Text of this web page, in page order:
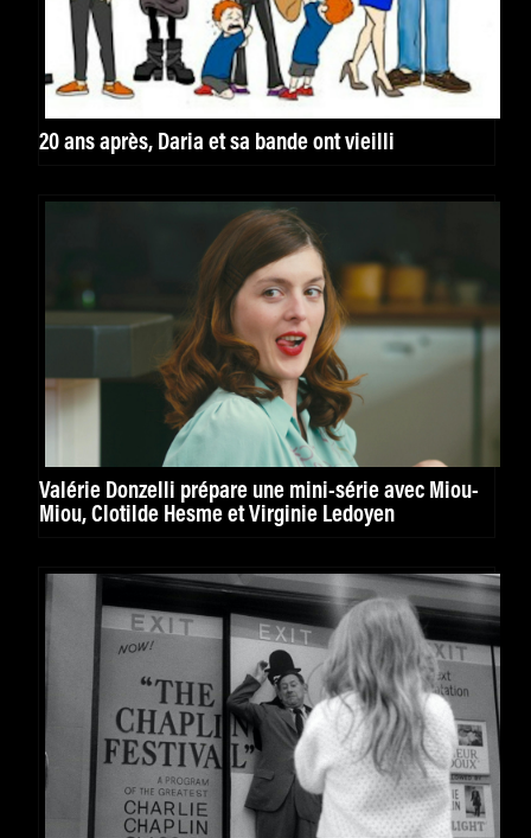
20 ans après, Daria et sa bande ont vieilli
Valérie Donzelli prépare une mini-série avec Miou-
Miou, Clotilde Hesme et Virginie Ledoyen